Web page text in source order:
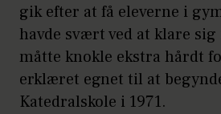
gik efter at få eleverne i
havde svært ved at klare sig
måtte knokle ekstra hårdt
erklæret egnet til at
Katedralskole i 1971.